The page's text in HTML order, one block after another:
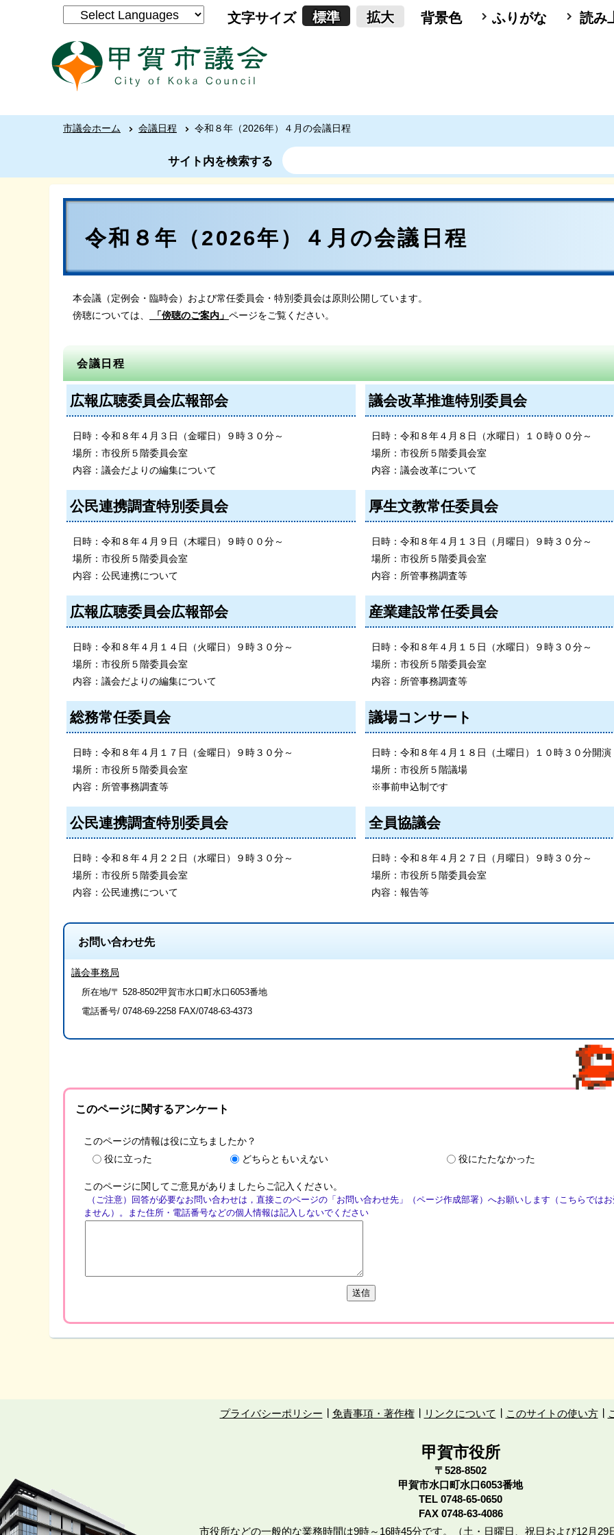
文字サイズ 標準 拡大 背景色 ふりがな 読み
市議会ホーム 会議日程 令和８年（2026年）４月の会議日程
サイト内を検索する
令和８年（2026年）４月の会議日程
本会議（定例会・臨時会）および常任委員会・特別委員会は原則公開しています。
傍聴については、
「傍聴のご案内」 ページをご覧ください。
会議日程
広報広聴委員会広報部会
日時：令和８年４月３日（金曜日）９時３０分～
場所：市役所５階委員会室
内容：議会だよりの編集について
議会改革推進特別委員会
日時：令和８年４月８日（水曜日）１０時００分～
場所：市役所５階委員会室
内容：議会改革について
公民連携調査特別委員会
日時：令和８年４月９日（木曜日）９時００分～
場所：市役所５階委員会室
内容：公民連携について
厚生文教常任委員会
日時：令和８年４月１３日（月曜日）９時３０分～
場所：市役所５階委員会室
内容：所管事務調査等
広報広聴委員会広報部会
日時：令和８年４月１４日（火曜日）９時３０分～
場所：市役所５階委員会室
内容：議会だよりの編集について
産業建設常任委員会
日時：令和８年４月１５日（水曜日）９時３０分～
場所：市役所５階委員会室
内容：所管事務調査等
総務常任委員会
日時：令和８年４月１７日（金曜日）９時３０分～
場所：市役所５階委員会室
内容：所管事務調査等
議場コンサート
日時：令和８年４月１８日（土曜日）１０時３０分開演
場所：市役所５階議場
※事前申込制です
公民連携調査特別委員会
日時：令和８年４月２２日（水曜日）９時３０分～
場所：市役所５階委員会室
内容：公民連携について
全員協議会
日時：令和８年４月２７日（月曜日）９時３０分～
場所：市役所５階委員会室
内容：報告等
お問い合わせ先
議会事務局
所在地/〒 528-8502甲賀市水口町水口6053番地
電話番号/ 0748-69-2258 FAX/0748-63-4373
このページに関するアンケート
このページの情報は役に立ちましたか？
役に立った
どちらともいえない 役にたたなかった
このページに関してご意見がありましたらご記入ください。
（ご注意）回答が必要なお問い合わせは，直接このページの「お問い合わせ先」（ページ作成部署）へお願いします（こちらでは
ません）。また住所・電話番号などの個人情報は記入しないでください
プライバシーポリシー 免責事項・著作権 リンクについて このサイトの使い方
甲賀市役所
〒528-8502
甲賀市水口町水口6053番地
TEL 0748-65-0650
FAX 0748-63-4086
市役所などの一般的な業務時間は9時～16時45分です。（土・日曜日、祝日および12月29